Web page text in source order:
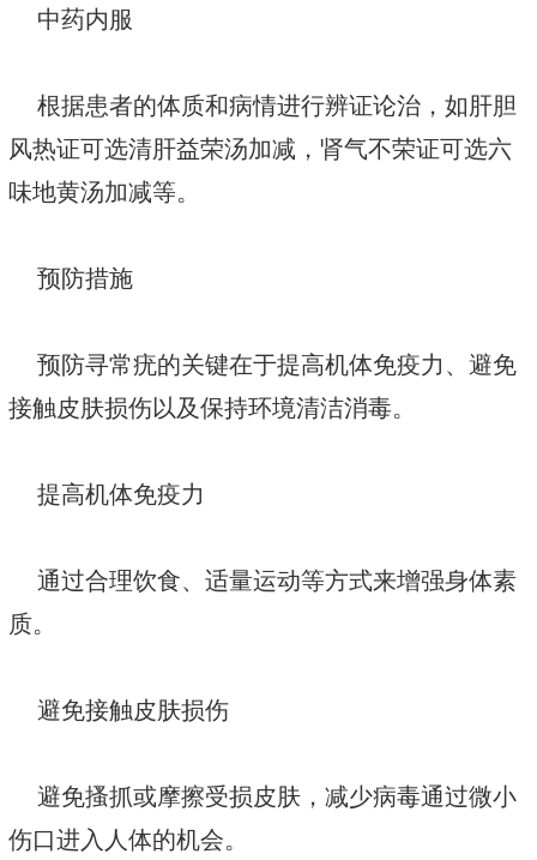
中药内服
根据患者的体质和病情进行辨证论治，如肝胆
风热证可选清肝益荣汤加减，肾气不荣证可选六
味地黄汤加减等。
预防措施
预防寻常疣的关键在于提高机体免疫力、避免
接触皮肤损伤以及保持环境清洁消毒。
提高机体免疫力
通过合理饮食、适量运动等方式来增强身体素
质。
避免接触皮肤损伤
避免搔抓或摩擦受损皮肤，减少病毒通过微小
伤口进入人体的机会。